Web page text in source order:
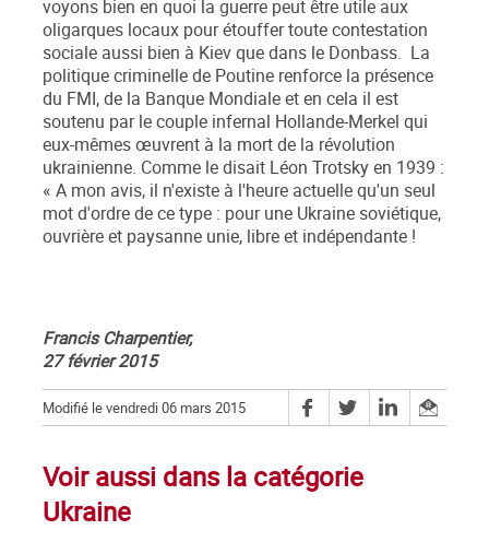
voyons bien en quoi la guerre peut être utile aux
oligarques locaux pour étouffer toute contestation
sociale aussi bien à Kiev que dans le Donbass. La
politique criminelle de Poutine renforce la présence
du FMI, de la Banque Mondiale et en cela il est
soutenu par le couple infernal Hollande-Merkel qui
eux-mêmes œuvrent à la mort de la révolution
ukrainienne. Comme le disait Léon Trotsky en 1939 :
« A mon avis, il n'existe à l'heure actuelle qu'un seul
mot d'ordre de ce type : pour une Ukraine soviétique,
ouvrière et paysanne unie, libre et indépendante !
Francis Charpentier,
27 février 2015
Modifié le vendredi 06 mars 2015
Voir aussi dans la catégorie
Ukraine